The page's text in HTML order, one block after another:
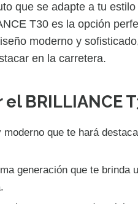
que se adapte a tu
T30 es la opción
moderno y
en la carretera.
BRILLIANCE
moderno que te hará
generación que te brinda